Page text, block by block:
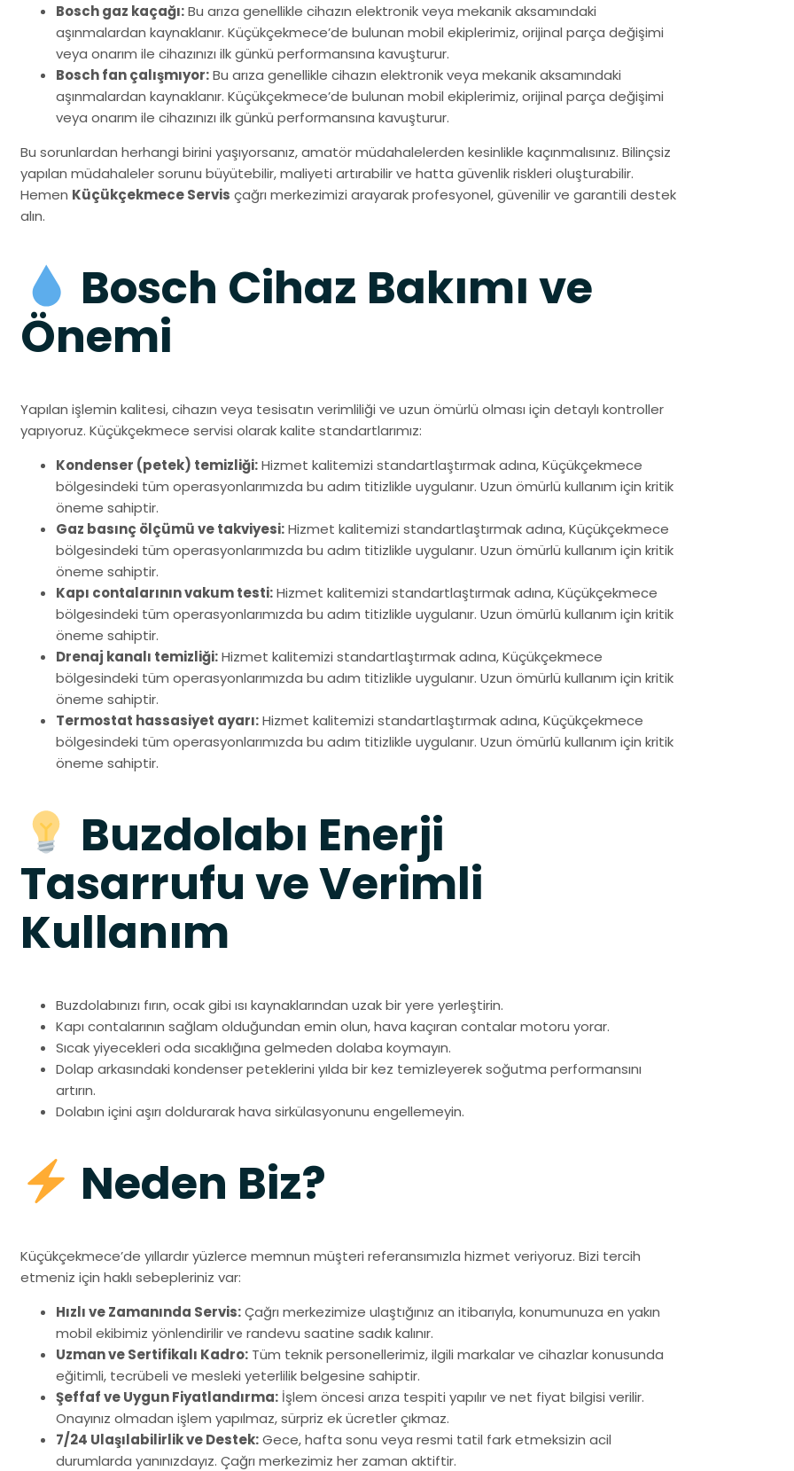
Bosch gaz kaçağı:Bu arıza genellikle cihazın elektronik veya mekanik aksamındaki
aşınmalardan kaynaklanır. Küçükçekmece’de bulunan mobil ekiplerimiz, orijinal parça değişimi
veya onarım ile cihazınızı ilk günkü performansına kavuşturur.
Bosch fan çalışmıyor:Bu arıza genellikle cihazın elektronik veya mekanik aksamındaki
aşınmalardan kaynaklanır. Küçükçekmece’de bulunan mobil ekiplerimiz, orijinal parça değişimi
veya onarım ile cihazınızı ilk günkü performansına kavuşturur.
Bu sorunlardan herhangi birini yaşıyorsanız, amatör müdahalelerden kesinlikle kaçınmalısınız. Bilinçsiz
yapılan müdahaleler sorunu büyütebilir, maliyeti artırabilir ve hatta güvenlik riskleri oluşturabilir.
Hemen Küçükçekmece Servis çağrı merkezimizi arayarak profesyonel, güvenilir ve garantili destek
alın.
Bosch Cihaz Bakımı ve
Önemi
Yapılan işlemin kalitesi, cihazın veya tesisatın verimliliği ve uzun ömürlü olması için detaylı kontroller
yapıyoruz. Küçükçekmece servisi olarak kalite standartlarımız:
Kondenser (petek) temizliği:Hizmet kalitemizi standartlaştırmak adına, Küçükçekmece
bölgesindeki tüm operasyonlarımızda bu adım titizlikle uygulanır. Uzun ömürlü kullanım için kritik
öneme sahiptir.
Gaz basınç ölçümü ve takviyesi:Hizmet kalitemizi standartlaştırmak adına, Küçükçekmece
bölgesindeki tüm operasyonlarımızda bu adım titizlikle uygulanır. Uzun ömürlü kullanım için kritik
öneme sahiptir.
Kapı contalarının vakum testi:Hizmet kalitemizi standartlaştırmak adına, Küçükçekmece
bölgesindeki tüm operasyonlarımızda bu adım titizlikle uygulanır. Uzun ömürlü kullanım için kritik
öneme sahiptir.
Drenaj kanalı temizliği:Hizmet kalitemizi standartlaştırmak adına, Küçükçekmece
bölgesindeki tüm operasyonlarımızda bu adım titizlikle uygulanır. Uzun ömürlü kullanım için kritik
öneme sahiptir.
Termostat hassasiyet ayarı:Hizmet kalitemizi standartlaştırmak adına, Küçükçekmece
bölgesindeki tüm operasyonlarımızda bu adım titizlikle uygulanır. Uzun ömürlü kullanım için kritik
öneme sahiptir.
Buzdolabı Enerji
Tasarrufu ve Verimli
Kullanım
Buzdolabınızı fırın, ocak gibi ısı kaynaklarından uzak bir yere yerleştirin.
Kapı contalarının sağlam olduğundan emin olun, hava kaçıran contalar motoru yorar.
Sıcak yiyecekleri oda sıcaklığına gelmeden dolaba koymayın.
Dolap arkasındaki kondenser peteklerini yılda bir kez temizleyerek soğutma performansını
artırın.
Dolabın içini aşırı doldurarak hava sirkülasyonunu engellemeyin.
Neden Biz?
Küçükçekmece’de yıllardır yüzlerce memnun müşteri referansımızla hizmet veriyoruz. Bizi tercih
etmeniz için haklı sebepleriniz var:
Hızlı ve Zamanında Servis:Çağrı merkezimize ulaştığınız an itibarıyla, konumunuza en yakın
mobil ekibimiz yönlendirilir ve randevu saatine sadık kalınır.
Uzman ve Sertifikalı Kadro: Tüm teknik personellerimiz, ilgili markalar ve cihazlar konusunda
eğitimli, tecrübeli ve mesleki yeterlilik belgesine sahiptir.
Şeffaf ve Uygun Fiyatlandırma: İşlem öncesi arıza tespiti yapılır ve net fiyat bilgisi verilir.
Onayınız olmadan işlem yapılmaz, sürpriz ek ücretler çıkmaz.
7/24 Ulaşılabilirlik ve Destek:Gece, hafta sonu veya resmi tatil fark etmeksizin acil
durumlarda yanınızdayız. Çağrı merkezimiz her zaman aktiftir.